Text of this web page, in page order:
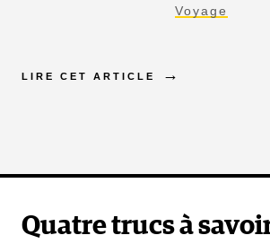
Voyage
LIRE CET ARTICLE
Quatre trucs à